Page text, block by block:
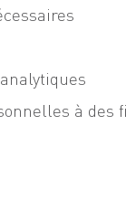
à des